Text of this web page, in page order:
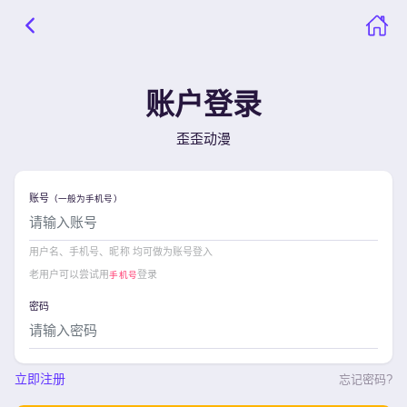
账户登录
歪歪动漫
账号 （一般为手机号）
用户名、手机号、昵称 均可做为账号登入
老用户可以尝试用手机号登录
密码
立即注册 忘记密码?